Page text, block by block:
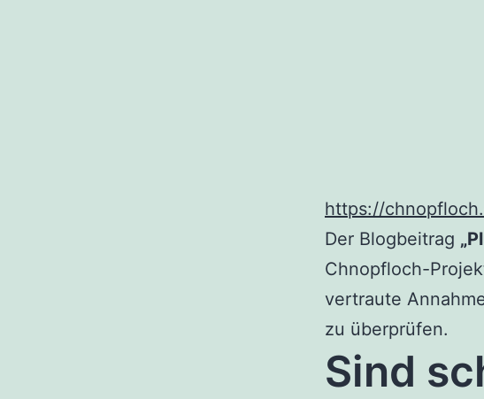
https://
Der Blogbeitrag
Chnopfloch-
vertraute
zu überprüfen.
Sind